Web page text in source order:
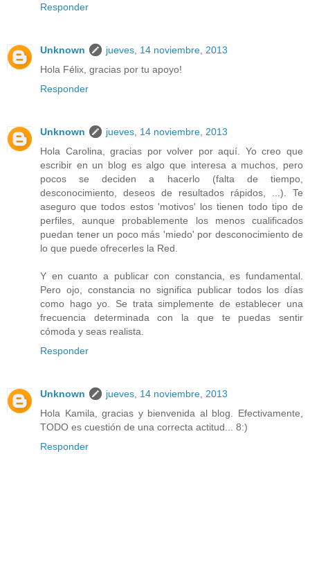
Responder
Unknown
jueves, 14 noviembre, 2013
Hola Félix, gracias por tu apoyo!
Responder
Unknown
jueves, 14 noviembre, 2013
Hola Carolina, gracias por volver por aquí. Yo creo que
escribir en un blog es algo que interesa a muchos, pero
pocos se deciden a hacerlo (falta de tiempo,
desconocimiento, deseos de resultados rápidos, ...). Te
aseguro que todos estos 'motivos' los tienen todo tipo de
perfiles, aunque probablemente los menos cualificados
puedan tener un poco más 'miedo' por desconocimiento de
lo que puede ofrecerles la Red.
Y en cuanto a publicar con constancia, es fundamental.
Pero ojo, constancia no significa publicar todos los días
como hago yo. Se trata simplemente de establecer una
frecuencia determinada con la que te puedas sentir
cómoda y seas realista.
Responder
Unknown
jueves, 14 noviembre, 2013
Hola Kamila, gracias y bienvenida al blog. Efectivamente,
TODO es cuestión de una correcta actitud... 8:)
Responder